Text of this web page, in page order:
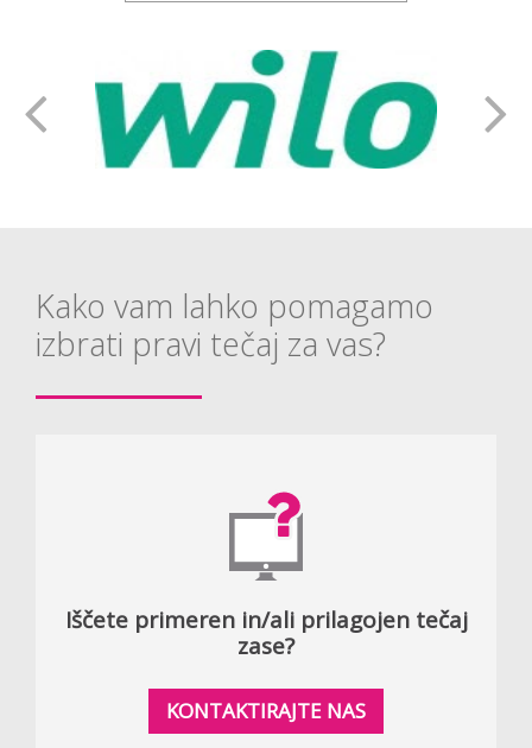
Kako vam lahko pomagamo
izbrati pravi tečaj za vas?
Iščete primeren in/ali prilagojen tečaj
zase?
KONTAKTIRAJTE NAS